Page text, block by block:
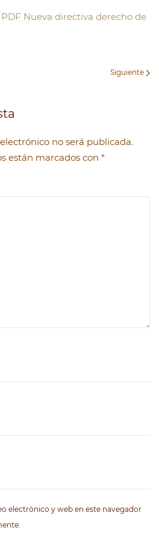
Nueva directiva derecho de
Siguiente
no será publicada.
están marcados con *
electrónico y web en este navegador